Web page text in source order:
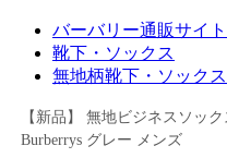
バーバリー通販サイ
靴下・ソックス
無地柄靴下・ソックス
【新品】 無地ビジネスソッ
Burberrys グレー メンズ